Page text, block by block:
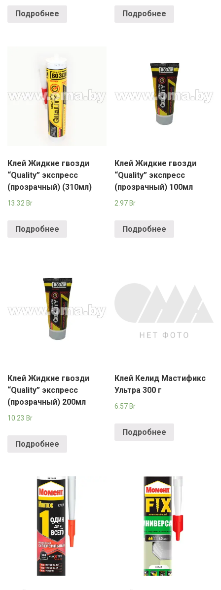
Подробнее Подробнее
Клей Жидкие гвозди
“Quality” экспресс
(прозрачный) (310мл)
13.32 Br
Подробнее
Клей Жидкие гвозди
“Quality” экспресс
(прозрачный) 100мл
2.97 Br
Подробнее
Клей Жидкие гвозди
“Quality” экспресс
(прозрачный) 200мл
10.23 Br
Подробнее
Клей Келид Мастификс
Ультра 300 г
6.57 Br
Подробнее